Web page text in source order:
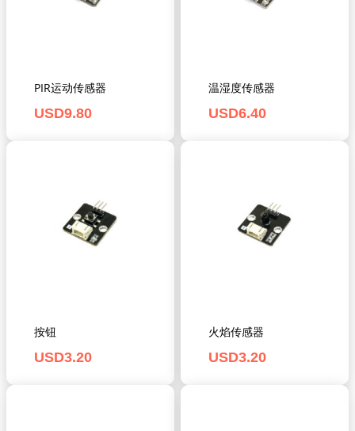
PIR运动传感器
USD9.80
温湿度传感器
USD6.40
按钮
USD3.20
火焰传感器
USD3.20